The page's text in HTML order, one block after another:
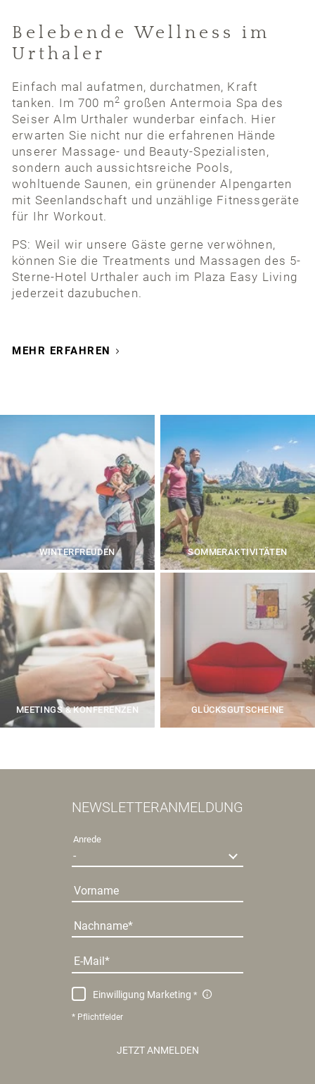
Belebende Wellness im
Urthaler
Einfach mal aufatmen, durchatmen, Kraft
tanken. Im 700 m2 großen Antermoia Spa des
Seiser Alm Urthaler wunderbar einfach. Hier
erwarten Sie nicht nur die erfahrenen Hände
unserer Massage- und Beauty-Spezialisten,
sondern auch aussichtsreiche Pools,
wohltuende Saunen, ein grünender Alpengarten
mit Seenlandschaft und unzählige Fitnessgeräte
für Ihr Workout.
PS: Weil wir unsere Gäste gerne verwöhnen,
können Sie die Treatments und Massagen des 5-
Sterne-Hotel Urthaler auch im Plaza Easy Living
jederzeit dazubuchen.
MEHR ERFAHREN
WINTERFREUDEN SOMMERAKTIVITÄTEN
MEETINGS & KONFERENZEN GLÜCKSGUTSCHEINE
NEWSLETTERANMELDUNG
Anrede
Vorname
Nachname
E-Mail
Einwilligung Marketing
* Pflichtfelder
JETZT ANMELDEN